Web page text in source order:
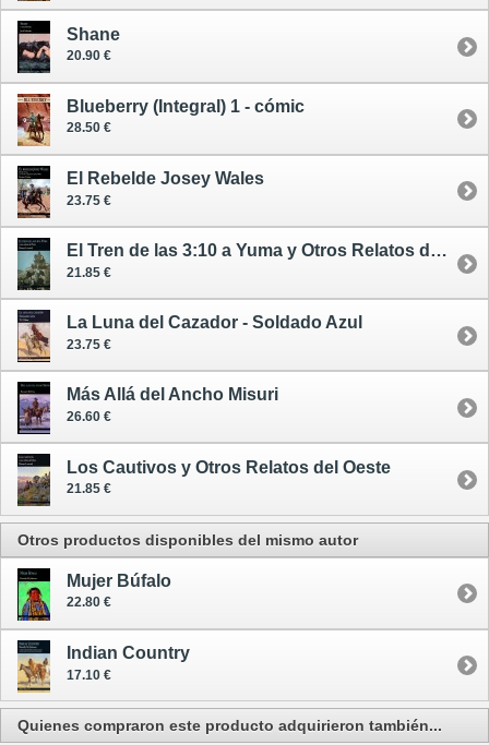
Shane
20.90 €
Blueberry (Integral) 1 - cómic
28.50 €
El Rebelde Josey Wales
23.75 €
El Tren de las 3:10 a Yuma y Otros Relatos del Oeste
21.85 €
La Luna del Cazador - Soldado Azul
23.75 €
Más Allá del Ancho Misuri
26.60 €
Los Cautivos y Otros Relatos del Oeste
21.85 €
Otros productos disponibles del mismo autor
Mujer Búfalo
22.80 €
Indian Country
17.10 €
Quienes compraron este producto adquirieron también...